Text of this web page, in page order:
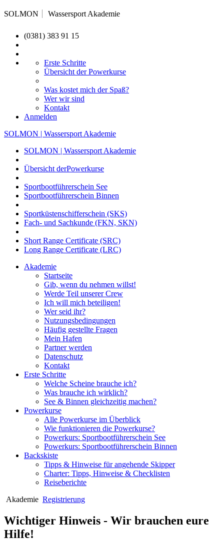
SOLMON Wassersport Akademie
(0381) 383 91 15
Erste Schritte
Übersicht der Powerkurse
Was kostet mich der Spaß?
Wer wir sind
Kontakt
Anmelden
SOLMON | Wassersport Akademie
SOLMON | Wassersport Akademie
Übersicht derPowerkurse
Sportbootführerschein See
Sportbootführerschein Binnen
Sportküstenschifferschein (SKS)
Fach- und Sachkunde (FKN, SKN)
Short Range Certificate (SRC)
Long Range Certificate (LRC)
Akademie
Startseite
Gib, wenn du nehmen willst!
Werde Teil unserer Crew
Ich will mich beteiligen!
Wer seid ihr?
Nutzungsbedingungen
Häufig gestellte Fragen
Mein Hafen
Partner werden
Datenschutz
Kontakt
Erste Schritte
Welche Scheine brauche ich?
Was brauche ich wirklich?
See & Binnen gleichzeitig machen?
Powerkurse
Alle Powerkurse im Überblick
Wie funktionieren die Powerkurse?
Powerkurs: Sportbootführerschein See
Powerkurs: Sportbootführerschein Binnen
Backskiste
Tipps & Hinweise für angehende Skipper
Charter: Tipps, Hinweise & Checklisten
Reiseberichte
Akademie Registrierung
Wichtiger Hinweis - Wir brauchen eure
Hilfe!